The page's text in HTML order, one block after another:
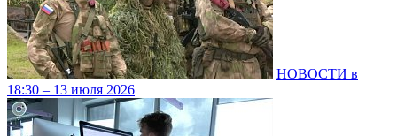
НОВОСТИ в
18:30 – 13 июля 2026